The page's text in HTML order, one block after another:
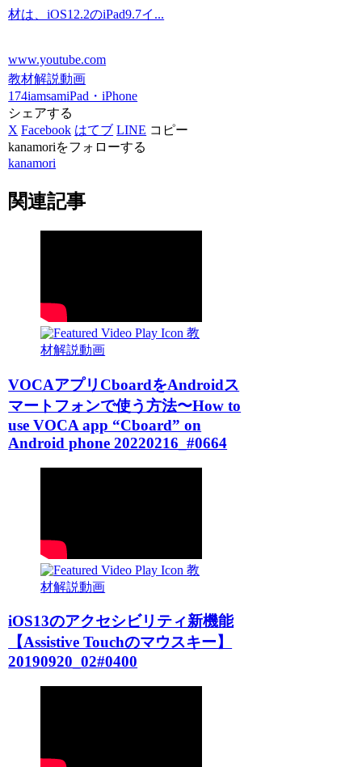
材は、iOS12.2のiPad9.7イ...
www.youtube.com
教材解説動画
174iamsamiPad・iPhone
シェアする
X Facebook はてブ LINE コピー
kanamoriをフォローする
kanamori
関連記事
教
材解説動画
VOCAアプリCboardをAndroidス
マートフォンで使う方法〜How to
use VOCA app “Cboard” on
Android phone 20220216_#0664
教
材解説動画
iOS13のアクセシビリティ新機能
【Assistive Touchのマウスキー】
20190920_02#0400